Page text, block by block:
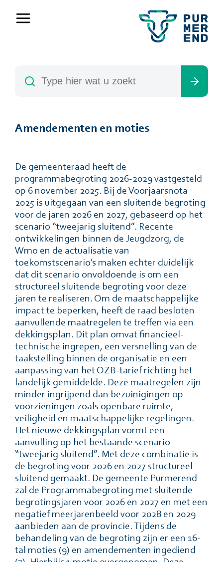
Amendementen en moties
De gemeenteraad heeft de
programmabegroting 2026-2029 vastgesteld
op 6 november 2025. Bij de Voorjaarsnota
2025 is uitgegaan van een sluitende begroting
voor de jaren 2026 en 2027, gebaseerd op het
scenario “tweejarig sluitend”. Recente
ontwikkelingen binnen de Jeugdzorg, de
Wmo en de actualisatie van
toekomstscenario’s maken echter duidelijk
dat dit scenario onvoldoende is om een
structureel sluitende begroting voor deze
jaren te realiseren. Om de maatschappelijke
impact te beperken, heeft de raad besloten
aanvullende maatregelen te treffen via een
dekkingsplan. Dit plan omvat financieel-
technische ingrepen, een versnelling van de
taakstelling binnen de organisatie en een
aanpassing van het OZB-tarief richting het
landelijk gemiddelde. Deze maatregelen zijn
minder ingrijpend dan bezuinigingen op
voorzieningen zoals openbare ruimte,
veiligheid en maatschappelijke regelingen.
Het nieuwe dekkingsplan vormt een
aanvulling op het bestaande scenario
“tweejarig sluitend”. Met deze combinatie is
de begroting voor 2026 en 2027 structureel
sluitend gemaakt. De gemeente Purmerend
zal de Programmabegroting met sluitende
begrotingsjaren voor 2026 en 2027 en met een
negatief meerjarenbeeld voor 2028 en 2029
aanbieden aan de provincie. Tijdens de
behandeling van de begroting zijn er een 16-
tal moties (9) en amendementen ingediend